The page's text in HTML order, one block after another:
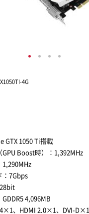
4G
GTX 1050 Ti搭載
GPU Boost時）：1,392MHz
1,290MHz
：7Gbps
4,096MB
、HDMI 2.0×1、DVI-D×1